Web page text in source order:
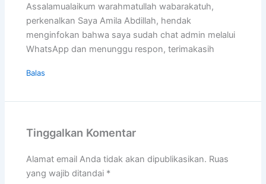
Assalamualaikum warahmatullah wabarakatuh,
perkenalkan Saya Amila Abdillah, hendak
menginfokan bahwa saya sudah chat admin melalui
WhatsApp dan menunggu respon, terimakasih
Balas
Tinggalkan Komentar
Alamat email Anda tidak akan dipublikasikan. Ruas
yang wajib ditandai *